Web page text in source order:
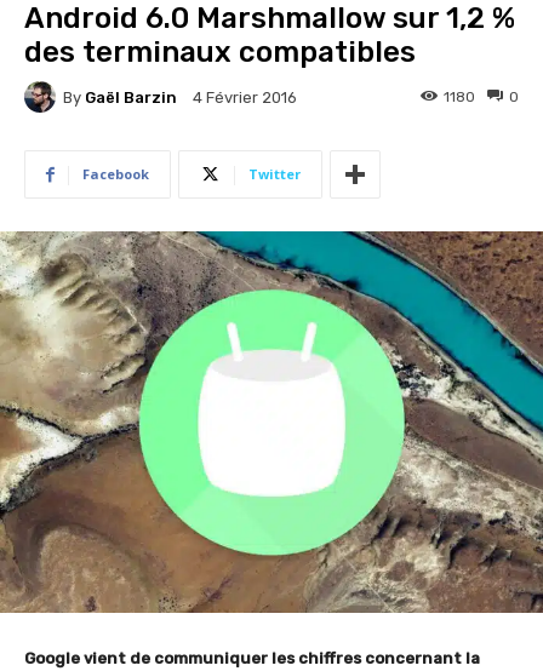
Android 6.0 Marshmallow sur 1,2 %
des terminaux compatibles
By Gaël Barzin 4 Février 2016 0
1180
Facebook Twitter
Google vient de communiquer les chiffres concernant la